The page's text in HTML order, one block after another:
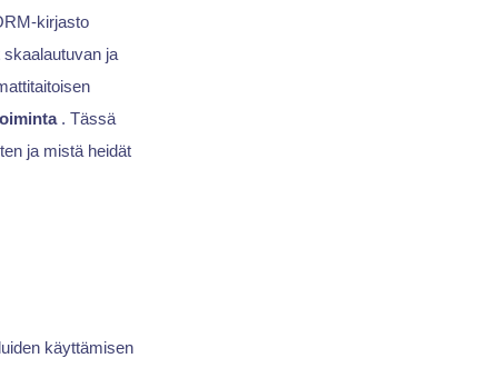
kirjasto
ja
. Tässä
ja mistä heidät
käyttämisen